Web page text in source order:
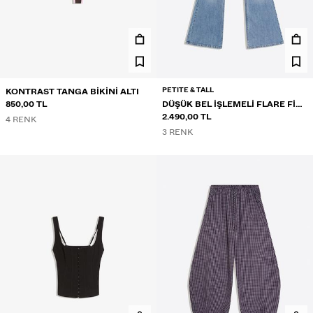
KONTRAST TANGA BIKINI ALTI
850,00 TL
4 RENK
PETITE & TALL
DÜŞÜK BEL IŞLEMELI FLARE FIT
JEAN
2.490,00 TL
3 RENK